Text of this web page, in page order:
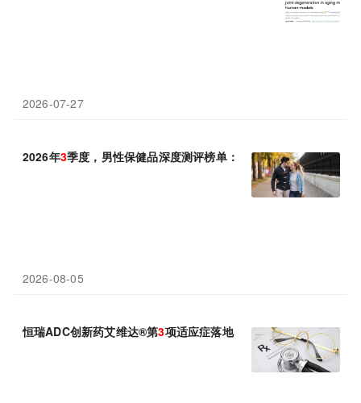
2026-07-27
2026年3季度，男性保健品深度测评榜单：十大品牌机能修复实力
2026-08-05
恒瑞ADC创新药艾维达®第3项适应症落地